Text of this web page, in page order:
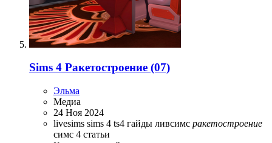
Sims 4 Ракетостроение (07)
Эльма
Медиа
24 Ноя 2024
livesims sims 4 ts4 гайды ливсимс ракетостроение
симс 4 статьи